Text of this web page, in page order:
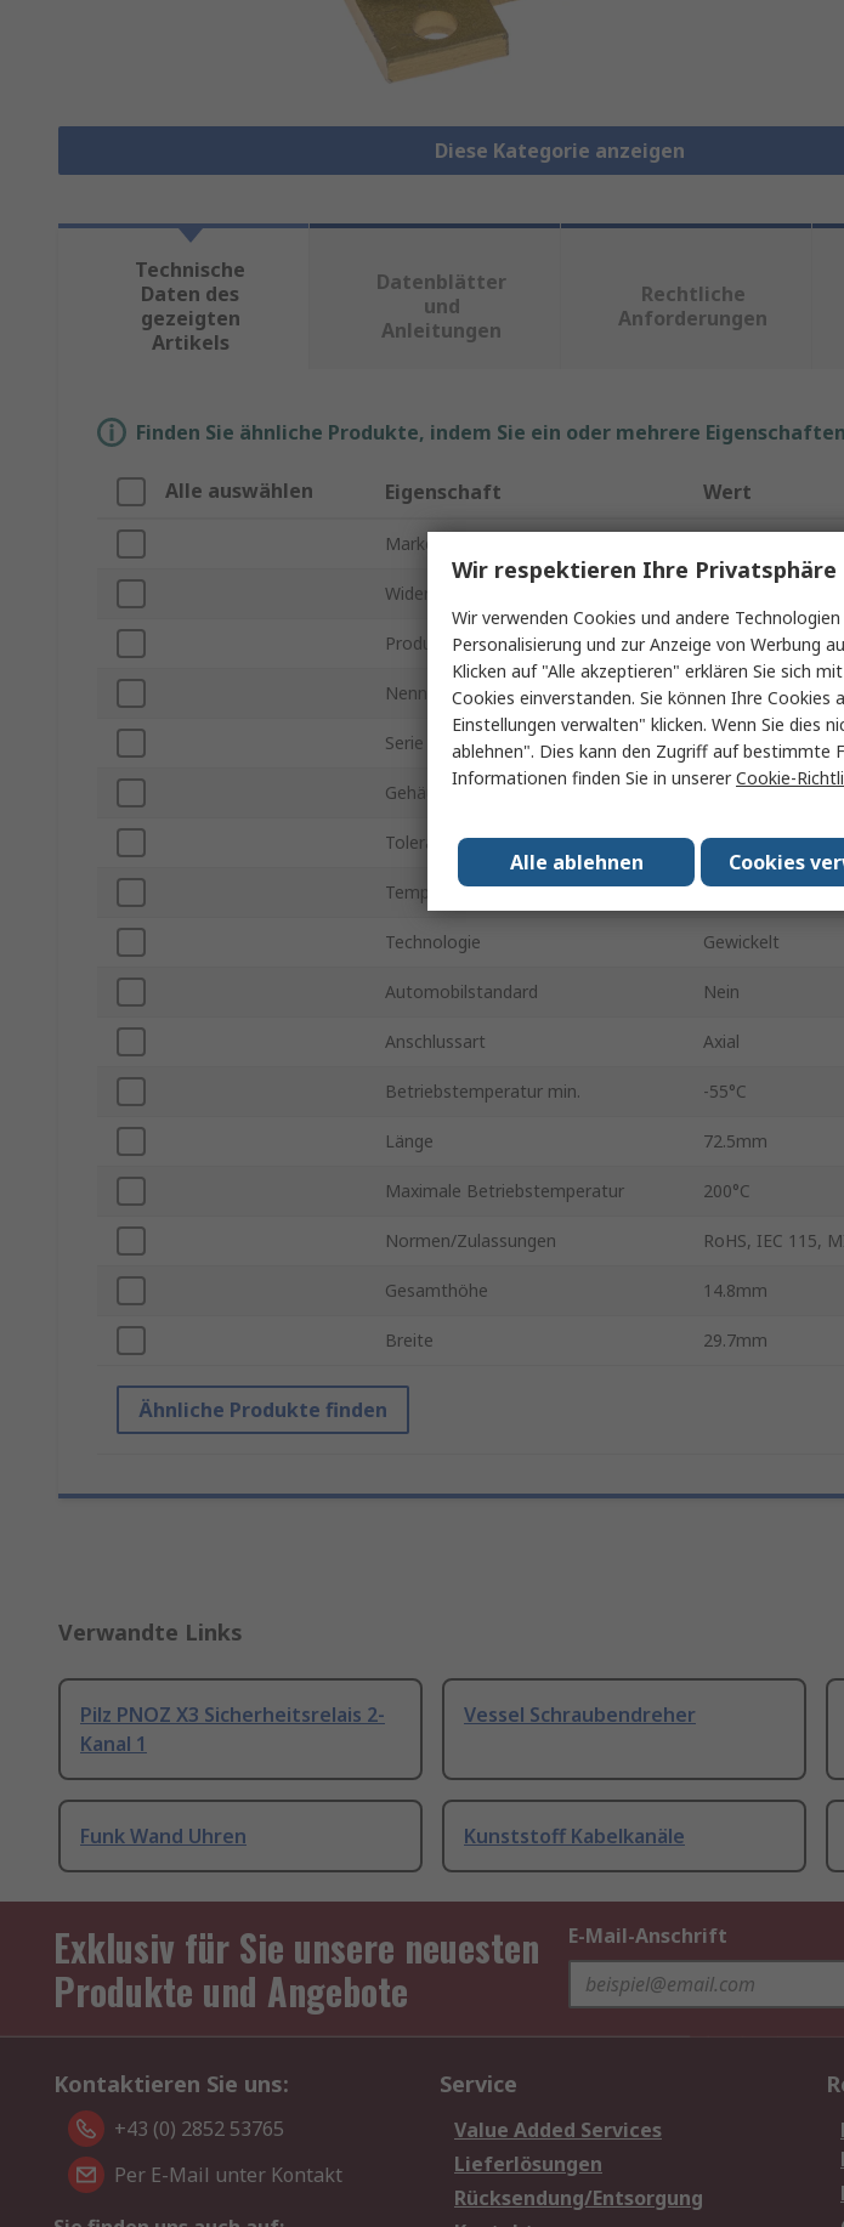
Diese Kategorie anzeigen
Technische
Daten des
gezeigten
Artikels
Datenblätter
und
Anleitungen
Rechtliche
Anforderungen
Finden Sie ähnliche Produkte, indem Sie ein oder mehrere
Alle auswählen Eigenschaft Wert
Marke
Widerstand
Produkt Typ Widerstand zur
Nennleistung 50W
Serie HS50
Gehäusegröße Aluminium
Toleranz ±5 %
Temperaturkoeffizient +100 ppm/°C
Technologie Gewickelt
Automobilstandard Nein
Anschlussart Axial
Betriebstemperatur min. -55°C
Länge 72.5mm
Maximale Betriebstemperatur 200°C
Normen/Zulassungen RoHS, IEC 115,
Gesamthöhe 14.8mm
Breite 29.7mm
Ähnliche Produkte finden
Verwandte Links
Pilz PNOZ X3 Sicherheitsrelais 2-
Kanal 1
Vessel Schraubendreher
Funk Wand Uhren Kunststoff Kabelkanäle
Exklusiv für Sie unsere neuesten
Produkte und Angebote
E-Mail-Anschrift
Kontaktieren Sie uns:
+43 (0) 2852 53765
Per E-Mail unter Kontakt
Service
Value Added Services
Lieferlösungen
Rücksendung/Entsorgung
Wir respektieren Ihre Privatsphäre
Wir verwenden Cookies und andere
Personalisierung und zur Anzeige von Werbung
Klicken auf "Alle akzeptieren" erklären Sie sich
Cookies einverstanden. Sie können Ihre Cookies
Einstellungen verwalten" klicken. Wenn Sie dies
ablehnen". Dies kann den Zugriff auf bestimmte
Informationen finden Sie in unsererCookie-
Cookies
Alle ablehnen